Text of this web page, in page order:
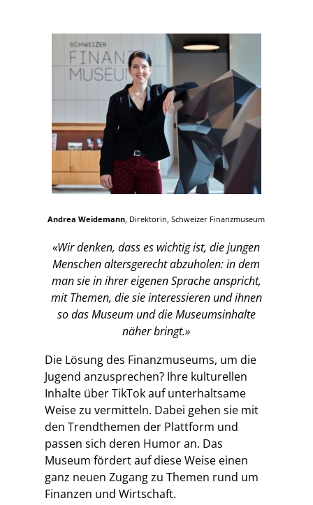
Andrea Weidemann, Direktorin, Schweizer Finanzmuseum
«Wir denken, dass es wichtig ist, die jungen
Menschen altersgerecht abzuholen: in dem
man sie in ihrer eigenen Sprache anspricht,
mit Themen, die sie interessieren und ihnen
so das Museum und die Museumsinhalte
näher bringt.»
Die Lösung des Finanzmuseums, um die
Jugend anzusprechen? Ihre kulturellen
Inhalte über TikTok auf unterhaltsame
Weise zu vermitteln. Dabei gehen sie mit
den Trendthemen der Plattform und
passen sich deren Humor an. Das
Museum fördert auf diese Weise einen
ganz neuen Zugang zu Themen rund um
Finanzen und Wirtschaft.